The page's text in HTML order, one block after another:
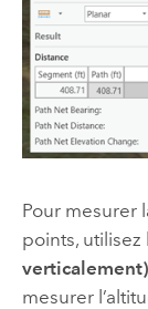
Pour mesurer
points, utilisez
verticalement)
mesurer